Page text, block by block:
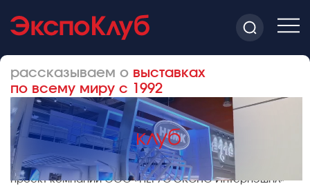
рассказываем о выставках
по всему миру с 1992
проект компании ООО «НЕГУС ЭКСПО Интернэшнл»